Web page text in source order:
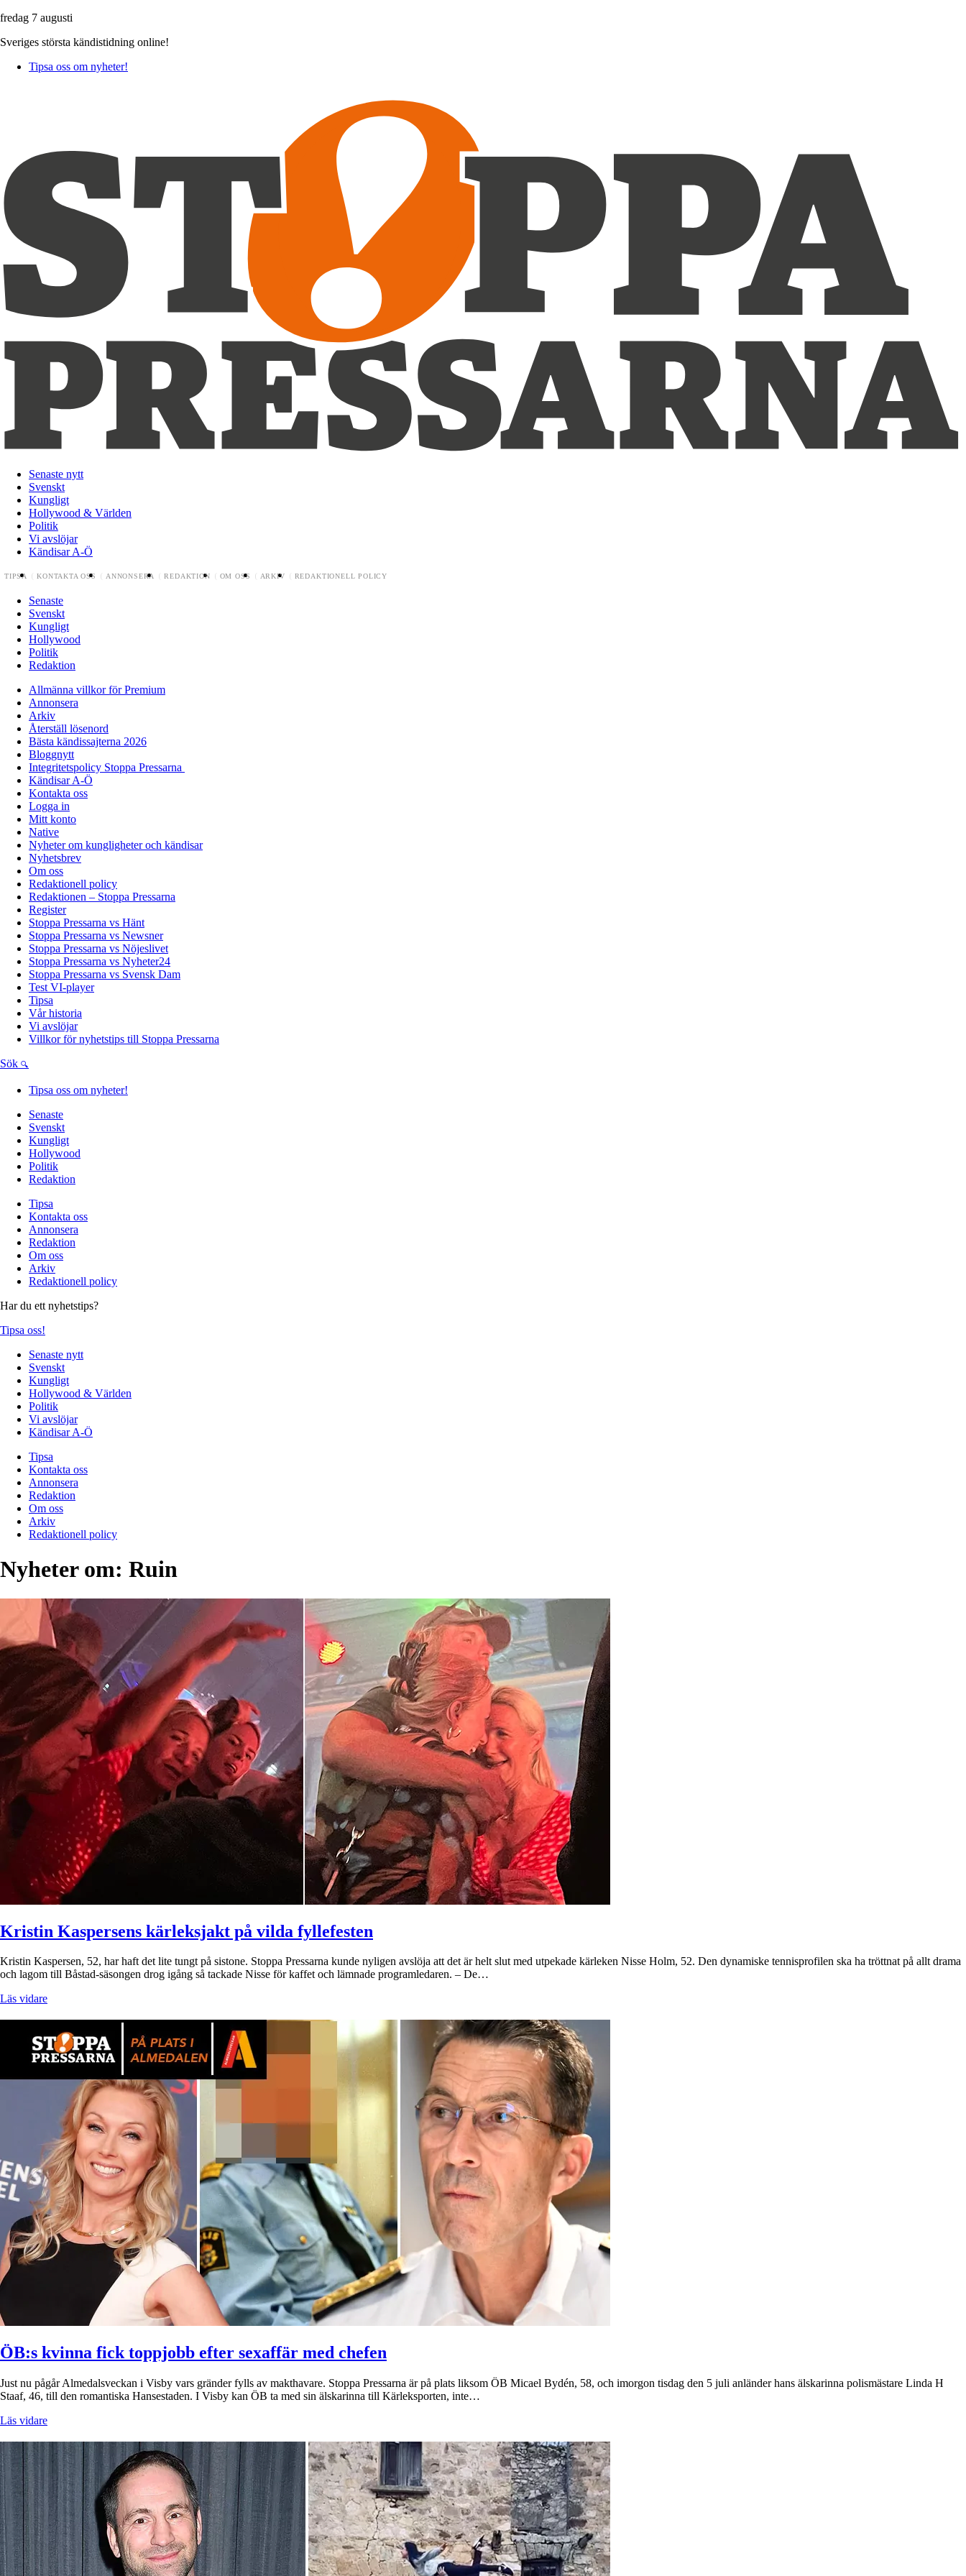
fredag 7 augusti
Sveriges största kändistidning online!
Tipsa oss om nyheter!
Senaste nytt
Svenskt
Kungligt
Hollywood & Världen
Politik
Vi avslöjar
Kändisar A-Ö
TIPSA KONTAKTA OSS ANNONSERA REDAKTION OM OSS ARKIV REDAKTIONELL POLICY
Senaste
Svenskt
Kungligt
Hollywood
Politik
Redaktion
Allmänna villkor för Premium
Annonsera
Arkiv
Återställ lösenord
Bästa kändissajterna 2026
Bloggnytt
Integritetspolicy Stoppa Pressarna
Kändisar A-Ö
Kontakta oss
Logga in
Mitt konto
Native
Nyheter om kungligheter och kändisar
Nyhetsbrev
Om oss
Redaktionell policy
Redaktionen – Stoppa Pressarna
Register
Stoppa Pressarna vs Hänt
Stoppa Pressarna vs Newsner
Stoppa Pressarna vs Nöjeslivet
Stoppa Pressarna vs Nyheter24
Stoppa Pressarna vs Svensk Dam
Test VI-player
Tipsa
Vår historia
Vi avslöjar
Villkor för nyhetstips till Stoppa Pressarna
Sök
Tipsa oss om nyheter!
Senaste
Svenskt
Kungligt
Hollywood
Politik
Redaktion
Tipsa
Kontakta oss
Annonsera
Redaktion
Om oss
Arkiv
Redaktionell policy
Har du ett nyhetstips?
Tipsa oss!
Senaste nytt
Svenskt
Kungligt
Hollywood & Världen
Politik
Vi avslöjar
Kändisar A-Ö
Tipsa
Kontakta oss
Annonsera
Redaktion
Om oss
Arkiv
Redaktionell policy
Nyheter om: Ruin
Kristin Kaspersens kärleksjakt på vilda fyllefesten
Kristin Kaspersen, 52, har haft det lite tungt på sistone. Stoppa Pressarna kunde nyligen avslöja att det är helt slut med utpekade kärleken Nisse Holm, 52. Den dynamiske tennisprofilen ska ha tröttnat på allt drama
och lagom till Båstad-säsongen drog igång så tackade Nisse för kaffet och lämnade programledaren. – De…
Läs vidare
ÖB:s kvinna fick toppjobb efter sexaffär med chefen
Just nu pågår Almedalsveckan i Visby vars gränder fylls av makthavare. Stoppa Pressarna är på plats liksom ÖB Micael Bydén, 58, och imorgon tisdag den 5 juli anländer hans älskarinna polismästare Linda H
Staaf, 46, till den romantiska Hansestaden. I Visby kan ÖB ta med sin älskarinna till Kärleksporten, inte…
Läs vidare